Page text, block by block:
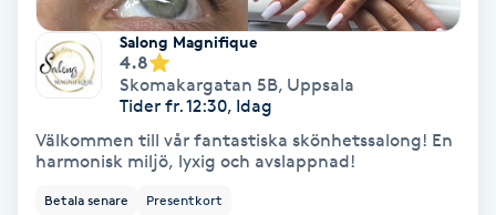
Läpptatuering
Makeup
Salong Magnifique
4.8
Skomakargatan 5B, Uppsala
Tider fr. 12:30, Idag
Välkommen till vår fantastiska skönhetssalong! En
harmonisk miljö, lyxig och avslappnad!
Betala senare Presentkort